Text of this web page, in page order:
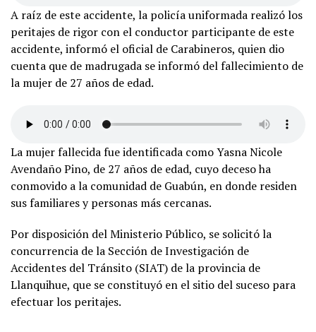
A raíz de este accidente, la policía uniformada realizó los
peritajes de rigor con el conductor participante de este
accidente, informó el oficial de Carabineros, quien dio
cuenta que de madrugada se informó del fallecimiento de
la mujer de 27 años de edad.
La mujer fallecida fue identificada como Yasna Nicole
Avendaño Pino, de 27 años de edad, cuyo deceso ha
conmovido a la comunidad de Guabún, en donde residen
sus familiares y personas más cercanas.
Por disposición del Ministerio Público, se solicitó la
concurrencia de la Sección de Investigación de
Accidentes del Tránsito (SIAT) de la provincia de
Llanquihue, que se constituyó en el sitio del suceso para
efectuar los peritajes.